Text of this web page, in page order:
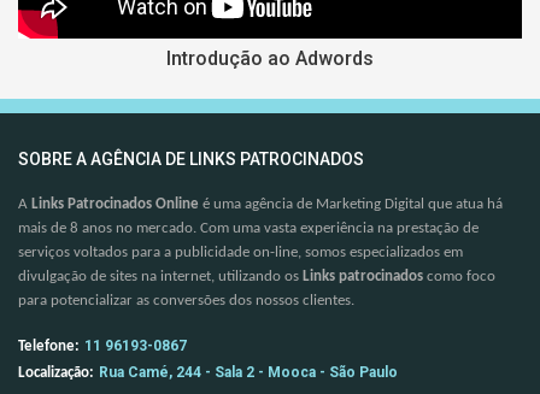
Introdução ao Adwords
SOBRE A AGÊNCIA DE LINKS PATROCINADOS
A Links Patrocinados Online é uma agência de Marketing Digital que atua há
mais de 8 anos no mercado. Com uma vasta experiência na prestação de
serviços voltados para a publicidade on-line, somos especializados em
divulgação de sites na internet, utilizando os Links patrocinados como foco
para potencializar as conversões dos nossos clientes.
Telefone: 11 96193-0867
Localização: Rua Camé, 244 - Sala 2 - Mooca - São Paulo